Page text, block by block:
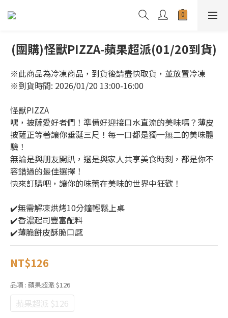
(團購)怪獸PIZZA-蘋果超派(01/20到貨)
※此商品為冷凍商品，到貨後請盡快取貨，並放置冷凍
※到貨時間: 2026/01/20 13:00-16:00
怪獸PIZZA
嘿，披薩愛好者們！準備好迎接口水直流的美味嗎？薄皮
披薩正等著讓你垂涎三尺！每一口都是獨一無二的美味體
驗！
無論是與朋友開趴，還是與家人共享美食時刻，都是你不
容錯過的最佳選擇！
快來訂購吧，讓你的味蕾在美味的世界中狂歡！
✔️無需解凍烘烤10分鐘輕鬆上桌
✔️香濃起司豐富配料
✔️薄脆餅皮酥脆口感
NT$126
品項 : 蘋果超派 $126
蘋果超派 $126